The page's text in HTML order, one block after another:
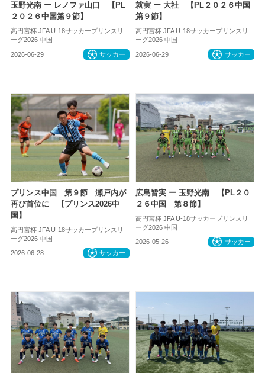
玉野光南 ー レノファ山口 【PL
２０２６中国第９節】
高円宮杯 JFA U-18サッカープリンスリ
ーグ2026 中国
2026-06-29 サッカー
就実 ー 大社 【PL２０２６中国
第９節】
高円宮杯 JFA U-18サッカープリンスリ
ーグ2026 中国
2026-06-29 サッカー
プリンス中国 第９節 瀬戸内が
再び首位に 【プリンス2026中
国】
高円宮杯 JFA U-18サッカープリンスリ
ーグ2026 中国
2026-06-28 サッカー
広島皆実 ー 玉野光南 【PL２０
２６中国 第８節】
高円宮杯 JFA U-18サッカープリンスリ
ーグ2026 中国
2026-05-26 サッカー